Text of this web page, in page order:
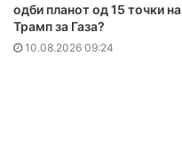
одби планот од 15 точки на
Трамп за Газа?
10.08.2026 09:24